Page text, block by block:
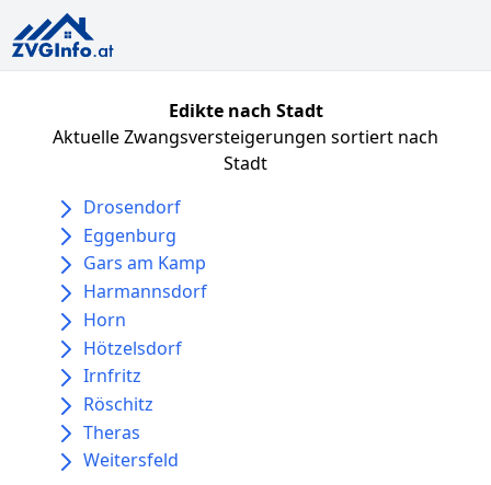
Edikte nach Stadt
Aktuelle Zwangsversteigerungen sortiert nach
Stadt
Drosendorf
Eggenburg
Gars am Kamp
Harmannsdorf
Horn
Hötzelsdorf
Irnfritz
Röschitz
Theras
Weitersfeld